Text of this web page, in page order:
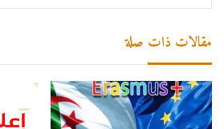
مقالات ذات صلة